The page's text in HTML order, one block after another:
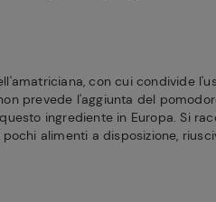
con cui condivide
prevede l'aggiunta del
ingrediente in Europa. Si
alimenti a disposizione,